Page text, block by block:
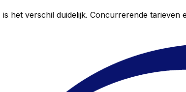
het verschil duidelijk. Concurrerende